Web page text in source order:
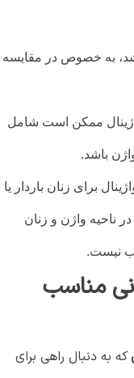
به خصوص در مقایسه
ممکن است شامل
باشد.
برای زنان باردار یا
واژن و زنان
مناسب
دنبال راهی برای